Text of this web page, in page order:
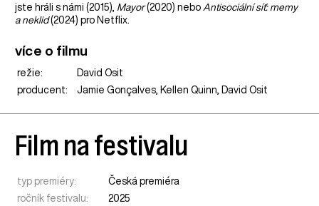
jste hráli s námi (2015), Mayor(2020) nebo Antisociální síť: memy
a neklid(2024) pro Netflix.
více o filmu
režie:
David Osit
producent:
Jamie Gonçalves, Kellen Quinn, David Osit
Film na festivalu
typ premiéry:
Česká premiéra
ročník festivalu:
2025